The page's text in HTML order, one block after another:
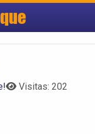
Visitas: 202